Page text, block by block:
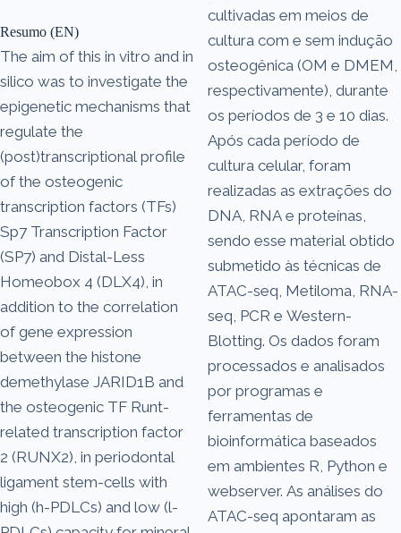
Resumo (EN)
The aim of this in vitro and in
silico was to investigate the
epigenetic mechanisms that
regulate the
(post)transcriptional profile
of the osteogenic
transcription factors (TFs)
Sp7 Transcription Factor
(SP7) and Distal-Less
Homeobox 4 (DLX4), in
addition to the correlation
of gene expression
between the histone
demethylase JARID1B and
the osteogenic TF Runt-
related transcription factor
2 (RUNX2), in periodontal
ligament stem-cells with
high (h-PDLCs) and low (l-
cultivadas em meios de
cultura com e sem indução
osteogênica (OM e DMEM,
respectivamente), durante
os períodos de 3 e 10 dias.
Após cada período de
cultura celular, foram
realizadas as extrações do
DNA, RNA e proteínas,
sendo esse material obtido
submetido às técnicas de
ATAC-seq, Metiloma, RNA-
seq, PCR e Western-
Blotting. Os dados foram
processados e analisados
por programas e
ferramentas de
bioinformática baseados
em ambientes R, Python e
webserver. As análises do
ATAC-seq apontaram as